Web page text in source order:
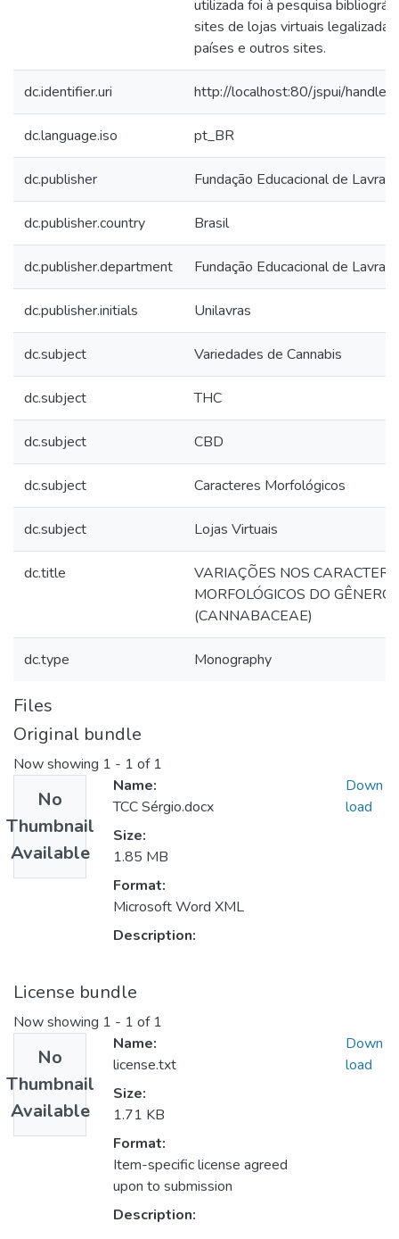
utilizada foi à pesquisa
sites de lojas virtuais
países e outros sites.
dc.identifier.uri http://localhost:80/jspui/
dc.language.iso pt_BR
dc.publisher Fundação Educacional de Lavras
dc.publisher.country Brasil
dc.publisher.department Fundação Educacional de Lavras
dc.publisher.initials Unilavras
dc.subject Variedades de Cannabis
dc.subject THC
dc.subject CBD
dc.subject Caracteres Morfológicos
dc.subject Lojas Virtuais
dc.title
VARIAÇÕES NOS
MORFOLÓGICOS DO
(CANNABACEAE)
dc.type Monography
Files
Original bundle
Now showing 1 - 1 of 1
No
Thumbnail
Available
Name:
TCC Sérgio.docx
Size:
1.85 MB
Format:
Microsoft Word XML
Description:
Down
load
License bundle
Now showing 1 - 1 of 1
No
Thumbnail
Available
Name:
license.txt
Size:
1.71 KB
Format:
Item-specific license agreed
upon to submission
Description:
Down
load